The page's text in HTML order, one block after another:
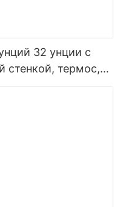
32 унции с
стенкой, термос,
бутылка для воды